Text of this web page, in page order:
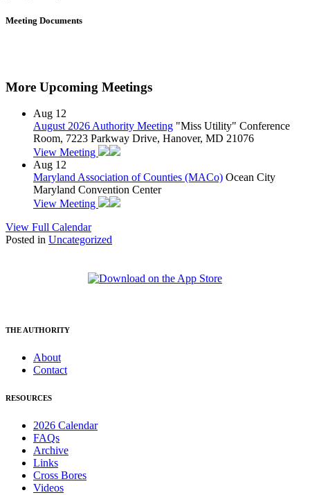
Meeting Documents
More Upcoming Meetings
Aug 12
August 2026 Authority Meeting "Miss Utility" Conference
Room, 7223 Parkway Drive, Hanover, MD 21076
View Meeting
Aug 12
Maryland Association of Counties (MACo) Ocean City
Maryland Convention Center
View Meeting
View Full Calendar
Posted in Uncategorized
THE AUTHORITY
About
Contact
RESOURCES
2026 Calendar
FAQs
Archive
Links
Cross Bores
Videos